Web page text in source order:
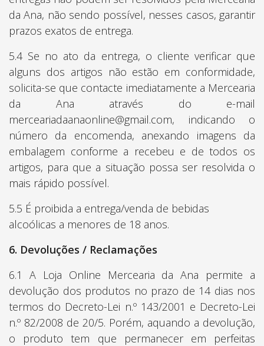
da Ana, não sendo possível, nesses casos, garantir
prazos exatos de entrega.
5.4 Se no ato da entrega, o cliente verificar que
alguns dos artigos não estão em conformidade,
solicita-se que contacte imediatamente a Mercearia
da Ana através do e-mail
merceariadaanaonline@gmail.com, indicando o
número da encomenda, anexando imagens da
embalagem conforme a recebeu e de todos os
artigos, para que a situação possa ser resolvida o
mais rápido possível.
5.5 É proibida a entrega/venda de bebidas
alcoólicas a menores de 18 anos.
6. Devoluções / Reclamações
6.1 A Loja Online Mercearia da Ana permite a
devolução dos produtos no prazo de 14 dias nos
termos do Decreto-Lei n.º 143/2001 e Decreto-Lei
n.º 82/2008 de 20/5. Porém, aquando a devolução,
o produto tem que permanecer em perfeitas